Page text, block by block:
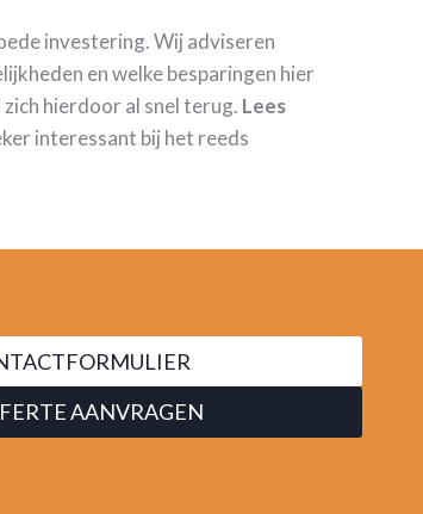
investering. Wij adviseren
en welke besparingen hier
hierdoor al snel terug. Lees
interessant bij het reeds
AANVRAGEN